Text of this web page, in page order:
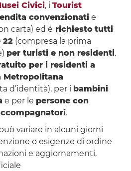
Civici, i Tourist
convenzionatie
carta) ed è richiesto tutti
22(compresa la prima
per turisti e non residenti.
per i residenti a
Metropolitana
d’identità), per i bambini
e per le persone con
.
variare in alcuni giorni
o esigenze di ordine
e aggiornamenti,